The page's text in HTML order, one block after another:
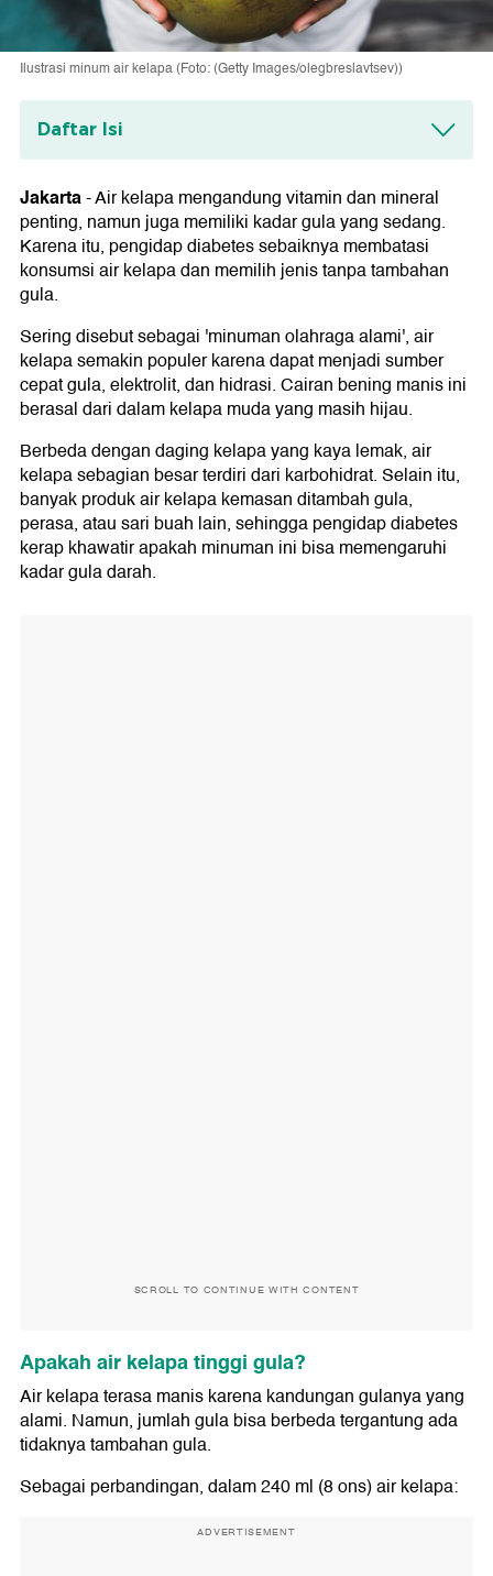
Ilustrasi minum air kelapa (Foto: (Getty Images/olegbreslavtsev))
Daftar Isi
Apakah air kelapa tinggi gula?
Apakah air kelapa baik untuk pengidap
diabetes?
Jakarta-Air kelapa mengandung vitamin dan mineral
penting, namun juga memiliki kadar gula yang sedang.
Karena itu, pengidap diabetes sebaiknya membatasi
konsumsi air kelapa dan memilih jenis tanpa tambahan
gula.
Sering disebut sebagai 'minuman olahraga alami', air
kelapa semakin populer karena dapat menjadi sumber
cepat gula, elektrolit, dan hidrasi. Cairan bening manis ini
berasal dari dalam kelapa muda yang masih hijau.
Berbeda dengan daging kelapa yang kaya lemak, air
kelapa sebagian besar terdiri dari karbohidrat. Selain itu,
banyak produk air kelapa kemasan ditambah gula,
perasa, atau sari buah lain, sehingga pengidap diabetes
kerap khawatir apakah minuman ini bisa memengaruhi
kadar gula darah.
SCROLL TO CONTINUE WITH CONTENT
Apakah air kelapa tinggi gula?
Air kelapa terasa manis karena kandungan gulanya yang
alami. Namun, jumlah gula bisa berbeda tergantung ada
tidaknya tambahan gula.
Sebagai perbandingan, dalam 240 ml (8 ons) air kelapa:
ADVERTISEMENT